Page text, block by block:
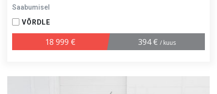
Saabumisel
VÕRDLE
18 999 € 394 € / kuus